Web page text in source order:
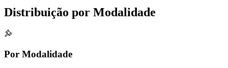
Distribuição por Modalidade
Por Modalidade